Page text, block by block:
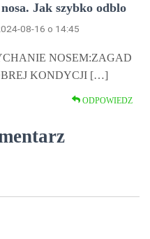
Jak szybko odblo
08-16 o 14:45
NOSEM:ZAGAD
KONDYCJI […]
ODPOWIEDZ